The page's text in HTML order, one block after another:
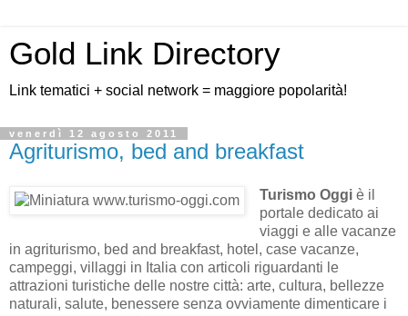
Gold Link Directory
Link tematici + social network = maggiore popolarità!
venerdì 12 agosto 2011
Agriturismo, bed and breakfast
Turismo Oggiè il
portale dedicato ai
viaggi e alle vacanze
in agriturismo, bed and breakfast, hotel, case vacanze,
campeggi, villaggi in Italia con articoli riguardanti le
attrazioni turistiche delle nostre città: arte, cultura, bellezze
naturali, salute, benessere senza ovviamente dimenticare i